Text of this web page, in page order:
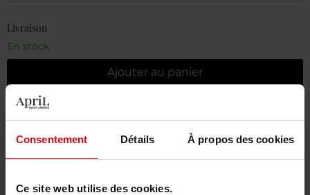
Consentement Détails À propos des cookies
Ce site web utilise des cookies.
Livraison
En stock
Ajouter au panier
Livraison gratuite à partir de 55€
Retour gratuit dans votre magasin
Emballage cadeau offert